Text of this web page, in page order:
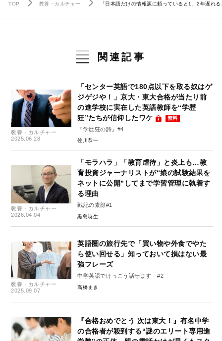
TOP 教養・カルチャー 「日本語だけの情報源に頼っていると1、2年遅れ
関連記事
教養・カルチャー
2025.06.28
「センター英語で180点以下を取る奴はゲ
ジゲジや！」京大・東大合格が当たり前
の進学校に実在した英語教師を“学歴
狂”たちが信仰したワケ
無料
『学歴狂の詩』#4
佐川恭一
教養・カルチャー
2026.04.04
「モラハラ」「教育虐待」と炎上も…教
育投資ジャーナリストが“娘の試験結果を
ネットに公開”してまで学習管理に執着す
る理由
戦記の素顔#1
黒島暁生
教養・カルチャー
2025.09.07
英語圏の旅行先で「買い物や外食でやた
ら使い回せる」知っておいて損はない最
強フレーズ
中学英語でけっこう話せます #2
高橋まき
『合格おめでとう 次は東大！』有名中学
の合格者が殺到する“謎のエリート専用進